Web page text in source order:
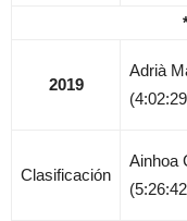
2019
Adrià
Clasificación
Ainhoa